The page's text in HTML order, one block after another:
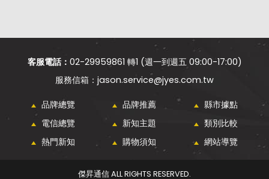
客服電話： 02-29959861 轉1 (週一到週五 09:00-17:00)
jason.service@jyes.com.tw
品牌總覽 品牌推薦
縣市據點
電信總覽
新知主題
類別比較
熱門新知
購物須知 網站導覽
傑昇通信 ALL RIGHTS RESERVED.